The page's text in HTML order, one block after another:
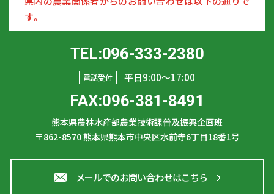
す。
TEL:096-333-2380
電話受付 平日9:00〜17:00
FAX:096-381-8491
熊本県農林水産部農業技術課普及振興企画班
〒862-8570熊本県熊本市中央区水前寺6丁目18番1号
メールでのお問い合わせはこちら